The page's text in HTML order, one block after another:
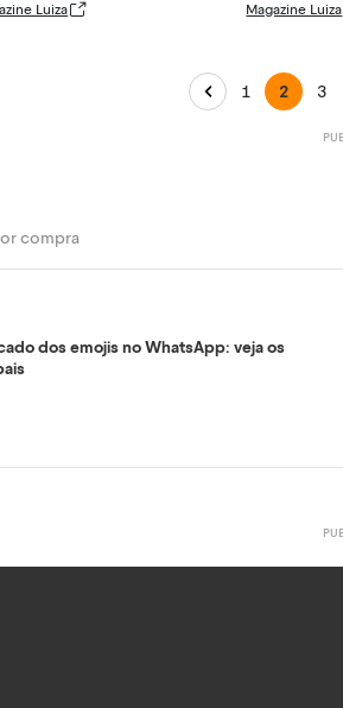
Luiza Magazine Luiza
1 2 3
compra
dos emojis no WhatsApp: veja os